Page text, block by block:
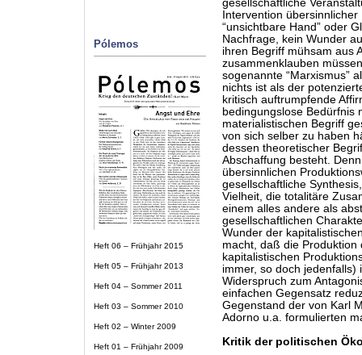
Pólemos
Heft 06 – Frühjahr 2015
Heft 05 – Frühjahr 2013
Heft 04 – Sommer 2011
Heft 03 – Sommer 2010
Heft 02 – Winter 2009
Heft 01 – Frühjahr 2009
gesellschaftliche
Intervention
“unsichtbare Hand” oder
Nachfrage, kein Wunder
ihren Begriff mühsam aus
zusammenklauben
sogenannte “Marxismus”
nichts ist als der
kritisch auftrumpfende
bedingungslose Bedürfnis
materialistischen Begriff
von sich selber zu haben
dessen theoretischer
Abschaffung besteht.
übersinnlichen
gesellschaftliche
Vielheit, die totalitäre
einem alles andere als
gesellschaftlichen
Wunder der
macht, daß die Produktion
kapitalistischen
immer, so doch
Widerspruch zum
einfachen Gegensatz
Gegenstand der von Karl
Adorno u.a. formulierten
Kritik der politischen